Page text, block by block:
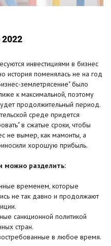
инвестициями в бизнес
история поменялась не на год
землетрясение" было
к максимальной, поэтому
продолжительный период.
среде придется
в сжатые сроки, чтобы
не вымер, как мамонты, а
хорошую прибыль.
можно разделить:
временем, которые
не так давно и продолжают
санкционной политикой
стран.
в любое время.